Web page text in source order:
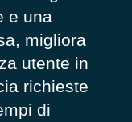
e una
migliora
utente in
richieste
di